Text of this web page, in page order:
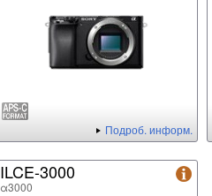
Подроб. информ.
ILCE-3000
α3000